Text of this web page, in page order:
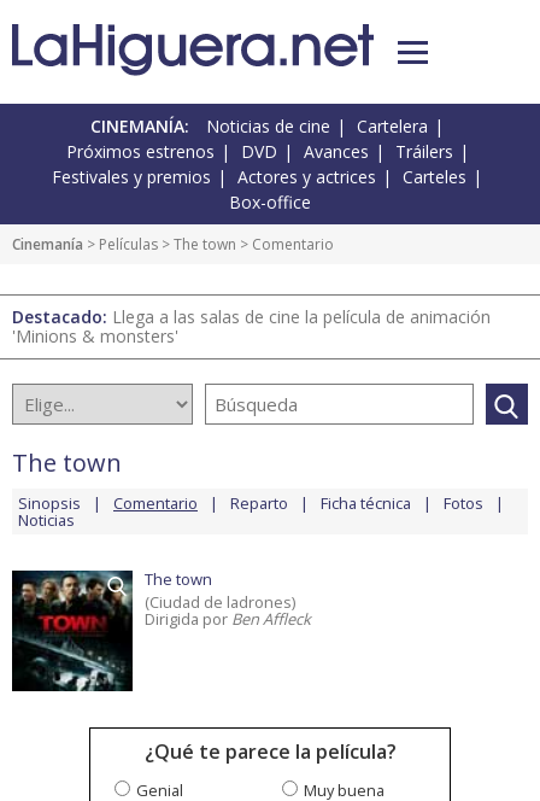
CINEMANÍA: Noticias de cine
Cartelera
Próximos estrenos
DVD Avances
Tráilers
Festivales y premios
Actores y actrices
Carteles
Box-office
Cinemanía > Películas >The town > Comentario
Destacado: Llega a las salas de cine la película de animación
'Minions & monsters'
The town
Sinopsis Comentario Reparto Ficha técnica Fotos
Noticias
The town
(Ciudad de ladrones)
Dirigida por Ben Affleck
¿Qué te parece la película?
Genial
Muy buena